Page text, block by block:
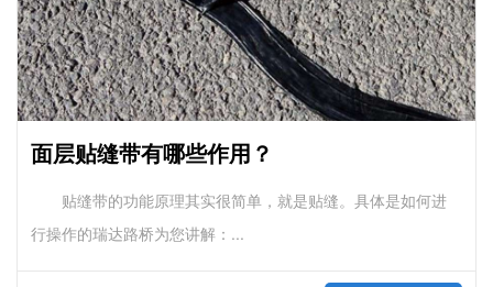
面层贴缝带有哪些作用？
贴缝带的功能原理其实很简单，就是贴缝。具体是如何进
行操作的瑞达路桥为您讲解：...